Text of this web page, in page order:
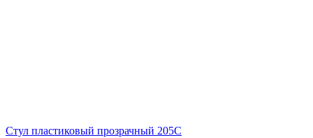
Стул пластиковый прозрачный 205C